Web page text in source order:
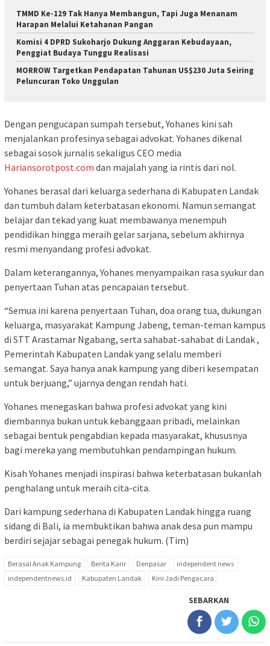
TMMD Ke-129 Tak Hanya Membangun, Tapi Juga Menanam
Harapan Melalui Ketahanan Pangan
Komisi 4 DPRD Sukoharjo Dukung Anggaran Kebudayaan,
Penggiat Budaya Tunggu Realisasi
MORROW Targetkan Pendapatan Tahunan US$230 Juta Seiring
Peluncuran Toko Unggulan
Dengan pengucapan sumpah tersebut, Yohanes kini sah
menjalankan profesinya sebagai advokat. Yohanes dikenal
sebagai sosok jurnalis sekaligus CEO media
Hariansorotpost.com dan majalah yang ia rintis dari nol.
Yohanes berasal dari keluarga sederhana di Kabupaten Landak
dan tumbuh dalam keterbatasan ekonomi. Namun semangat
belajar dan tekad yang kuat membawanya menempuh
pendidikan hingga meraih gelar sarjana, sebelum akhirnya
resmi menyandang profesi advokat.
Dalam keterangannya, Yohanes menyampaikan rasa syukur dan
penyertaan Tuhan atas pencapaian tersebut.
“Semua ini karena penyertaan Tuhan, doa orang tua, dukungan
keluarga, masyarakat Kampung Jabeng, teman-teman kampus
di STT Arastamar Ngabang, serta sahabat-sahabat di Landak ,
Pemerintah Kabupaten Landak yang selalu memberi
semangat. Saya hanya anak kampung yang diberi kesempatan
untuk berjuang,” ujarnya dengan rendah hati.
Yohanes menegaskan bahwa profesi advokat yang kini
diembannya bukan untuk kebanggaan pribadi, melainkan
sebagai bentuk pengabdian kepada masyarakat, khususnya
bagi mereka yang membutuhkan pendampingan hukum.
Kisah Yohanes menjadi inspirasi bahwa keterbatasan bukanlah
penghalang untuk meraih cita-cita.
Dari kampung sederhana di Kabupaten Landak hingga ruang
sidang di Bali, ia membuktikan bahwa anak desa pun mampu
berdiri sejajar sebagai penegak hukum. (Tim)
Berasal Anak Kampung Berita Karir Denpasar
independent news
independentnews.id
Kabupaten Landak Kini Jadi Pengacara
SEBARKAN